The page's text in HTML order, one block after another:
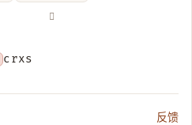
𤦑
crxs
反馈